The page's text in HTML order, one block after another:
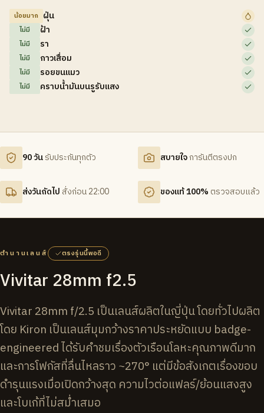
น้อยมาก ฝุ่น
ไม่มี ฝ้า
ไม่มี รา
ไม่มี กาวเสื่อม
ไม่มี รอยขนแมว
ไม่มี คราบน้ำมันบนรูรับแสง
90 วันรับประกันทุกตัว สบายใจการันตีตรงปก
ส่งวันถัดไป สั่งก่อน 22:00 ของแท้ 100% ตรวจสอบแล้ว
ตำนานเลนส์ ตรงรุ่นนี้พอดี
Vivitar 28mm f2.5
Vivitar 28mm f/2.5 เป็นเลนส์ผลิตในญี่ปุ่น โดยทั่วไปผลิต
โดย Kiron เป็นเลนส์มุมกว้างราคาประหยัดแบบ badge-
engineered ได้รับคำชมเรื่องตัวเรือนโลหะคุณภาพดีมาก
และการโฟกัสที่ลื่นไหลราว ~270° แต่มีข้อสังเกตเรื่องขอบ
ดำรุนแรงเมื่อเปิดกว้างสุด ความไวต่อแฟลร์/ย้อนแสงสูง
และโบเก้ที่ไม่สม่ำเสมอ